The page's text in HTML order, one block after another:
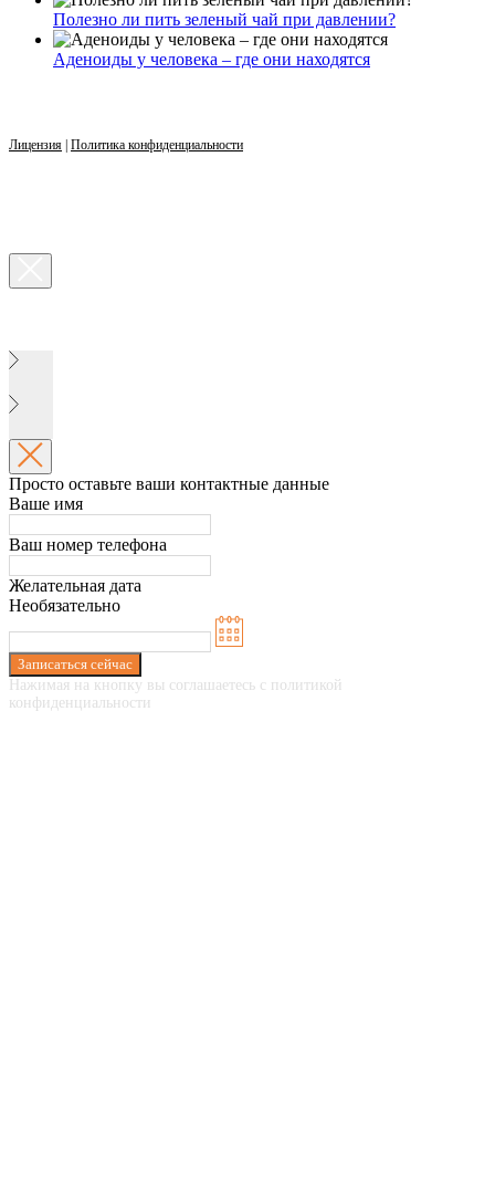
Полезно ли пить зеленый чай при давлении?
Аденоиды у человека – где они находятся
Лицензия Политика конфиденциальности
Просто оставьте ваши контактные данные
Ваше имя
Ваш номер телефона
Желательная дата
Необязательно
Записаться сейчас
Нажимая на кнопку вы соглашаетесь с политикой
конфиденциальности